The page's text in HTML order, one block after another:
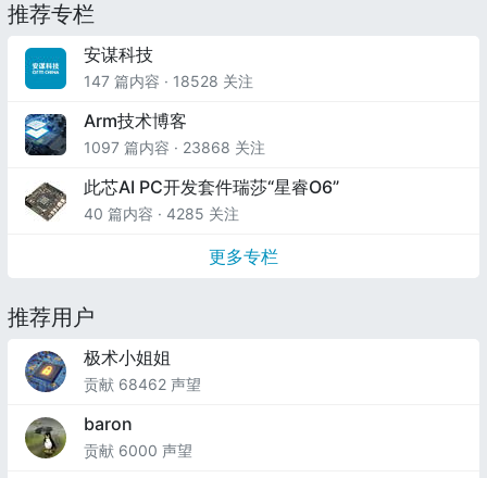
推荐专栏
安谋科技
147 篇内容 · 18528 关注
Arm技术博客
1097 篇内容 · 23868 关注
此芯AI PC开发套件瑞莎“星睿O6”
40 篇内容 · 4285 关注
更多专栏
推荐用户
极术小姐姐
贡献 68462 声望
baron
贡献 6000 声望